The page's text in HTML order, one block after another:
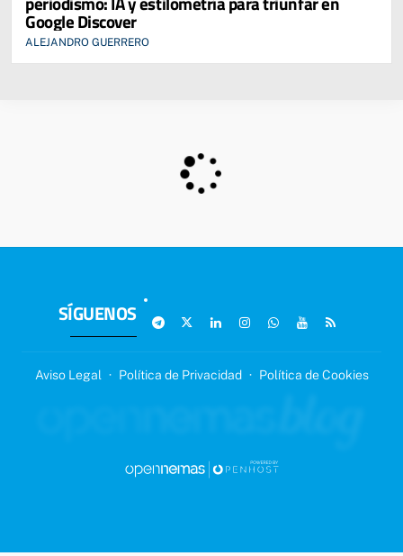
Google Discover
ALEJANDRO GUERRERO
SÍGUENOS
Aviso Legal · Política de Privacidad · Política de Cookies